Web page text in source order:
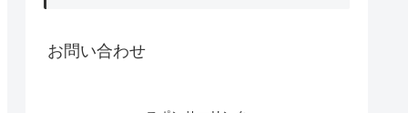
お問い合わせ